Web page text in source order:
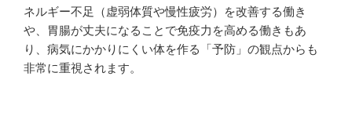
ネルギー不足（虚弱体質や慢性疲労）を改善する働き
や、胃腸が丈夫になることで免疫力を高める働きもあ
り、病気にかかりにくい体を作る「予防」の観点からも
非常に重視されます。